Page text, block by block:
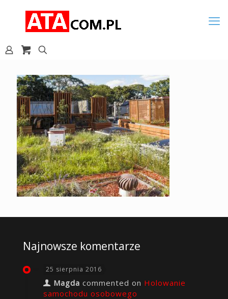
Najnowsze komentarze
25 sierpnia 2016
Magda commented on Holowanie
samochodu osobowego